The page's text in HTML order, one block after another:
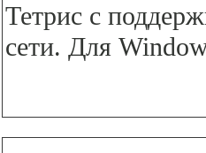
Тетрис с
сети. Для